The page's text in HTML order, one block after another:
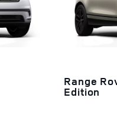
Range
Edition